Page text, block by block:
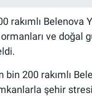
Belenova
ve doğal
200 rakımlı
şehir